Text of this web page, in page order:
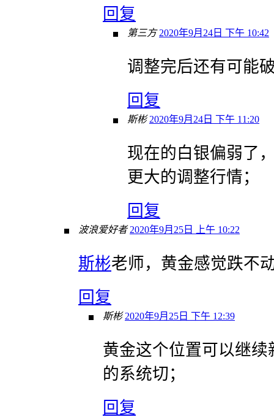
回复
第三方 2020年9月24日 下午 10:42
调整完后还有可能
回复
斯彬 2020年9月24日 下午 11:20
现在的白银偏弱了
更大的调整行情；
回复
波浪爱好者 2020年9月25日 上午 10:22
斯彬老师，黄金感觉跌不
回复
斯彬 2020年9月25日 下午 12:39
黄金这个位置可以继
的系统切；
回复